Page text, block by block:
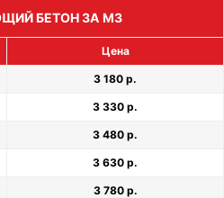
БЕТОН ЗА М3
Цена
3 180 р.
3 330 р.
3 480 р.
3 630 р.
3 780 р.